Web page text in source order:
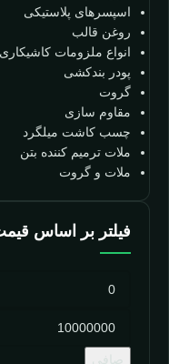
اسپسرهای پلاستیکی
روغن قالب
انواع ملزومات کاشیکاری
پودر بندکشی
گروت
مقاوم سازی
چسب کاشت میلگرد
ملات ترمیم کننده بتن
ملات و گروت
فیلتر بر اساس